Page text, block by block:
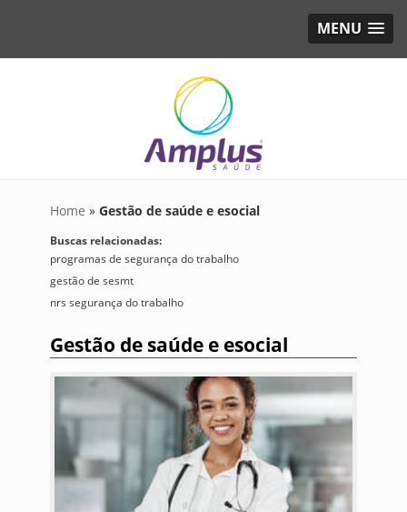
MENU
Home » Gestão de saúde e esocial
Buscas relacionadas:
programas de segurança do trabalho
gestão de sesmt
nrs segurança do trabalho
Gestão de saúde e esocial